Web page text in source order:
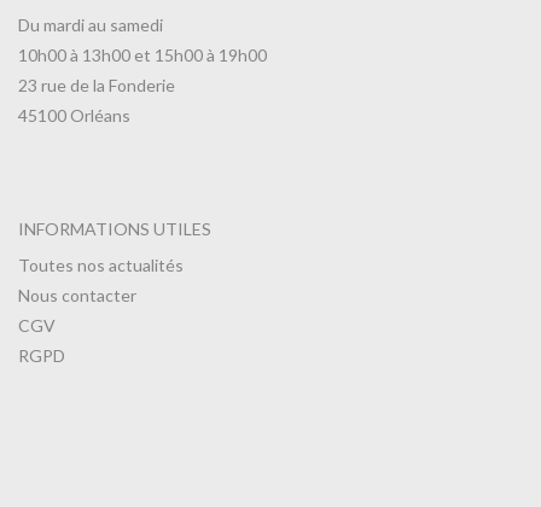
Du mardi au samedi
10h00 à 13h00 et 15h00 à 19h00
23 rue de la Fonderie
45100 Orléans
INFORMATIONS UTILES
Toutes nos actualités
Nous contacter
CGV
RGPD